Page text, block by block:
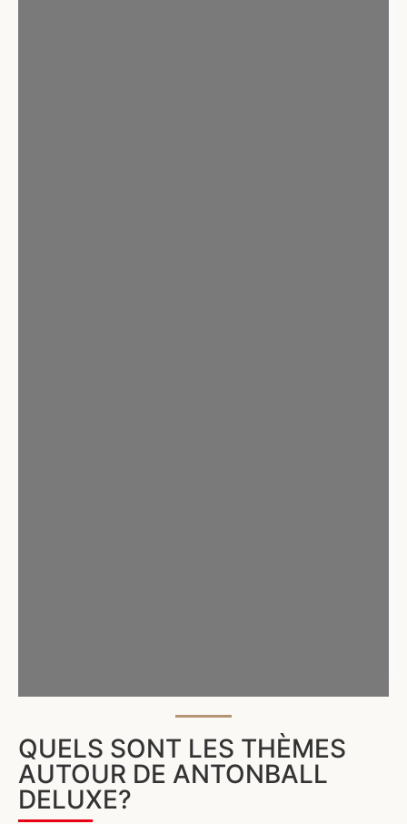
QUELS SONT LES THÈMES
AUTOUR DE ANTONBALL
DELUXE?